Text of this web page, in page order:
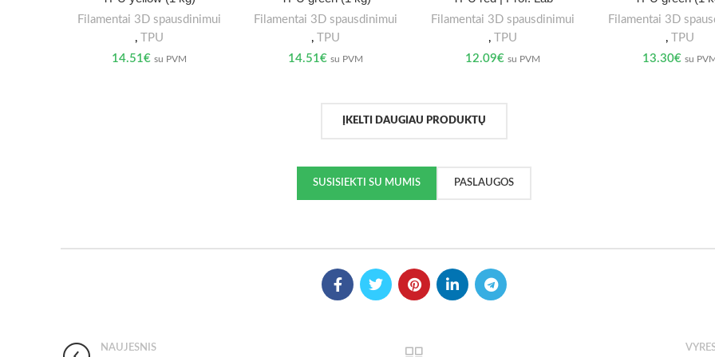
Filamentai 3D spausdinimui
,
TPU
14.51€ su PVM
Filamentai 3D spausdinimui
,
TPU
14.51€ su PVM
Filamentai 3D spausdinimui
,
TPU
12.09€ su PVM
Filamentai 3D
,
TPU
13.30€ su
ĮKELTI DAUGIAU PRODUKTŲ
SUSISIEKTI SU MUMIS PASLAUGOS
NAUJESNIS